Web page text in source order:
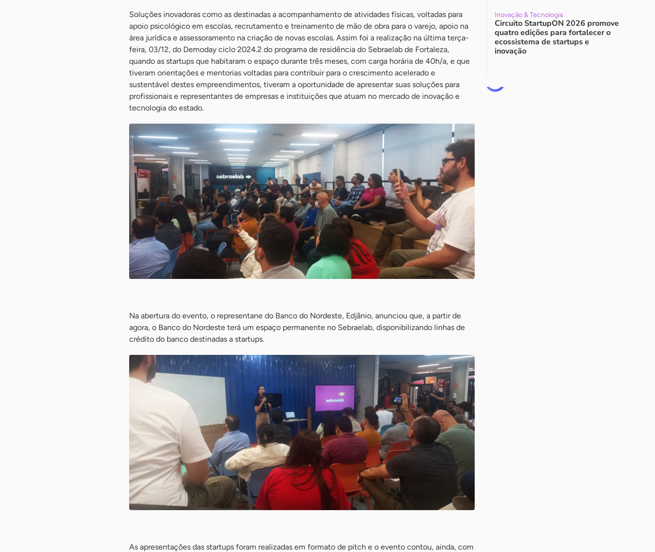
Soluções inovadoras como as destinadas a acompanhamento de atividades físicas, voltadas para
apoio psicológico em escolas, recrutamento e treinamento de mão de obra para o varejo, apoio na
área jurídica e assessoramento na criação de novas escolas. Assim foi a realização na última terça-
feira, 03/12, do Demoday ciclo 2024.2 do programa de residência do Sebraelab de Fortaleza,
quando as startups que habitaram o espaço durante três meses, com carga horária de 40h/a, e que
tiveram orientações e mentorias voltadas para contribuir para o crescimento acelerado e
sustentável destes empreendimentos, tiveram a oportunidade de apresentar suas soluções para
profissionais e representantes de empresas e instituições que atuam no mercado de inovação e
tecnologia do estado.
Na abertura do evento, o representane do Banco do Nordeste, Edjânio, anunciou que, a partir de
agora, o Banco do Nordeste terá um espaço permanente no Sebraelab, disponibilizando linhas de
crédito do banco destinadas a startups.
As apresentações das startups foram realizadas em formato de pitch e o evento contou, ainda, com
Inovação & Tecnologia
Circuito StartupON 2026 promove
quatro edições para fortalecer o
ecossistema de startups e
inovação